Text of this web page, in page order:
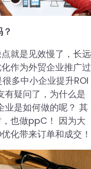
就是见效慢了，长远
作为外贸企业推广过
多中小企业提升ROI
有疑问了，为什么是
业是如何做的呢？ 其
也做ppC！ 因为大
化带来订单和成交！